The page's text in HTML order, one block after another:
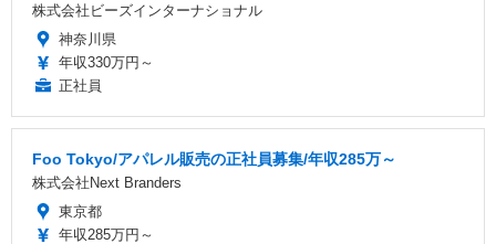
株式会社ビーズインターナショナル
神奈川県
年収330万円～
正社員
Foo Tokyo/アパレル販売の正社員募集/年収285万～
株式会社Next Branders
東京都
年収285万円～